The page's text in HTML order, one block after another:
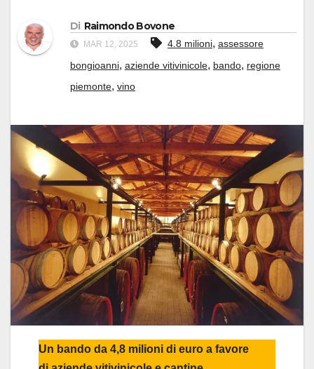
Di Raimondo Bovone
MAR 12, 2025 4.8 milioni, assessore
bongioanni, aziende vitivinicole, bando, regione
piemonte, vino
Un bando da 4,8 milioni di euro a favore